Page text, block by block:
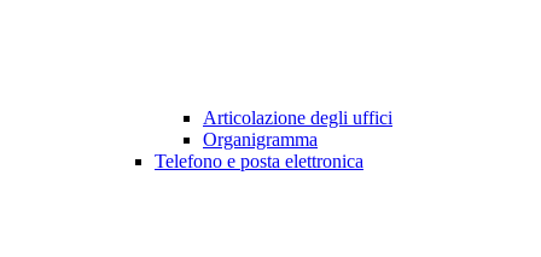
Articolazione degli uffici
Organigramma
Telefono e posta elettronica